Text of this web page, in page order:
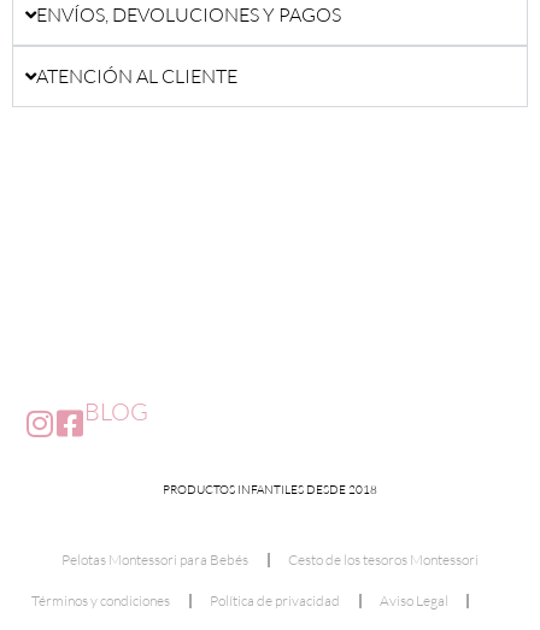
ENVÍOS, DEVOLUCIONES Y PAGOS
ATENCIÓN AL CLIENTE
BLOG
PRODUCTOS INFANTILES DESDE 2018
Pelotas Montessori para Bebés Cesto de los tesoros Montessori
Términos y condiciones Política de privacidad Aviso Legal